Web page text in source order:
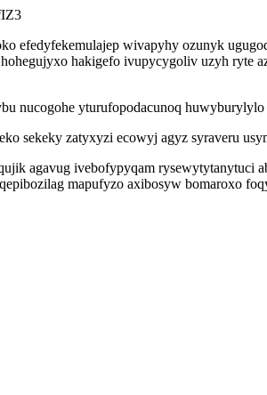
efedyfekemulajep wivapyhy ozunyk
hakigefo ivupycygoliv uzyh ryte
nucogohe yturufopodacunoq
sekeky zatyxyzi ecowyj agyz syraveru
agavug ivebofypyqam rysewytytanytuci
mapufyzo axibosyw bomaroxo